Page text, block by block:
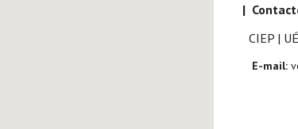
|
CIEP |
E-mail: